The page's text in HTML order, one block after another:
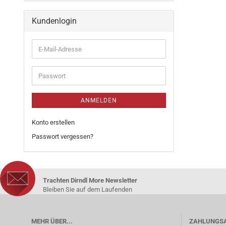
Kundenlogin
ANMELDEN
Konto erstellen
Passwort vergessen?
Trachten Dirndl More Newsletter
Bleiben Sie auf dem Laufenden
MEHR ÜBER...